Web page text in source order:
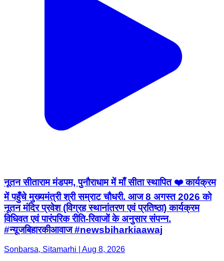
नूतन सीताराम मंडपम, पुनौराधाम में माँ सीता स्थापित ❤️ कार्यक्रम
में पहुँचे मुख्यमंत्री श्री सम्राट चौधरी. आज 8 अगस्त 2026 को
नूतन मंदिर प्रवेश (विग्रह स्थानांतरण एवं प्रतिष्ठा) कार्यक्रम
विधिवत एवं पारंपरिक रीति-रिवाजों के अनुसार संपन्न.
#न्यू़जबिहारकीआवाज #newsbiharkiaawaj
Sonbarsa, Sitamarhi | Aug 8, 2026